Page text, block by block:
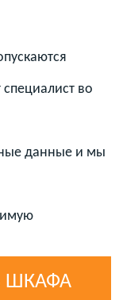
во
данные и мы
ШКАФА